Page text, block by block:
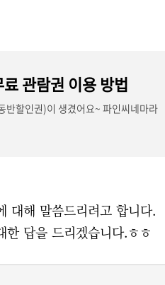
관람권 이용 방법
반할인권)이 생겼어요~ 파인씨네마라
대해 말씀드리려고 합니다.
답을 드리겠습니다.ㅎㅎ